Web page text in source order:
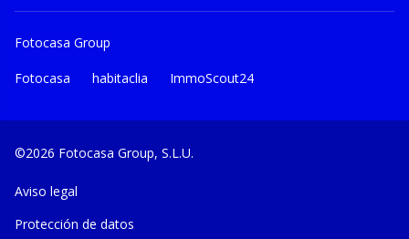
Fotocasa Group
Fotocasa habitaclia ImmoScout24
©2026 Fotocasa Group, S.L.U.
Aviso legal
Protección de datos